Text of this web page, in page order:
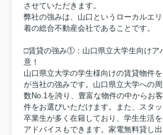
させていただきます。
弊社の強みは、山口というローカルエ
着の総合不動産会社であることです。
□賃貸の強み①：山口県立大学生向けア
意！
山口県立大学の学生様向けの賃貸物件
が当社の強みです。山口県立大学への
数No.1を誇り、豊富な物件の中からお
件をお選びいただけます。また、スタ
卒業生が多く在籍しており、学生生活
アドバイスもできます。家電無料貸し